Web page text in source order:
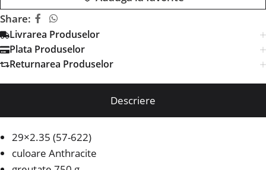
Share:
Livrarea Produselor
Plata Produselor
Returnarea Produselor
Descriere
29×2.35 (57-622)
culoare Anthracite